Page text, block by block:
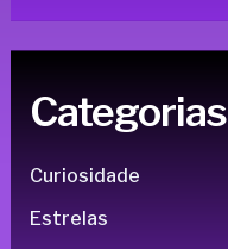
Categorias
Curiosidade
Estrelas